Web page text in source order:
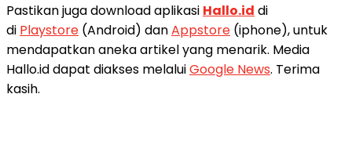
Pastikan juga download aplikasi Hallo.id di
di Playstore (Android) danAppstore (iphone), untuk
mendapatkan aneka artikel yang menarik. Media
Hallo.id dapat diakses melaluiGoogle News. Terima
kasih.